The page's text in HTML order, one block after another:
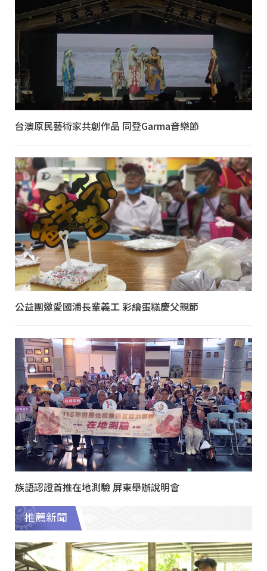
台澳原民藝術家共創作品 同登Garma音樂節
公益團邀愛國浦長輩義工 彩繪蛋糕慶父親節
族語認證首推在地測驗 屏東舉辦說明會
推薦新聞